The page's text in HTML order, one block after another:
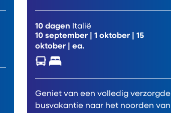
10 dagen Italië
10 september| 1 oktober| 15
oktober| ea.
Geniet van een volledig verzorgde
busvakantie naar het noorden van